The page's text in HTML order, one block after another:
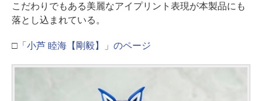
こだわりでもある美麗なアイプリント表現が本製品にも
落とし込まれている。
□ 「小芦 睦海【剛毅】」のページ